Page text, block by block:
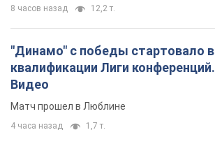
8 часов назад 12,2 т.
"Динамо" с победы стартовало в
квалификации Лиги конференций.
Видео
Матч прошел в Люблине
4 часа назад 1,7 т.